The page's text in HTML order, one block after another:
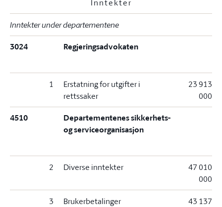
Inntekter
Inntekter under departementene
3024 Regjeringsadvokaten
1
Erstatning for utgifter i
rettssaker
23 913
000
4510
Departementenes sikkerhets-
og serviceorganisasjon
2 Diverse inntekter
47 010
000
3 Brukerbetalinger
43 137